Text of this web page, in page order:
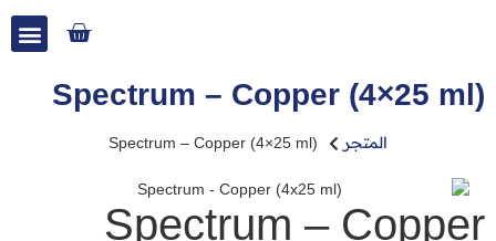
Spectrum – Copper (4×25 ml)
المتجر Spectrum – Copper (4×25 ml)
Spectrum – Copper